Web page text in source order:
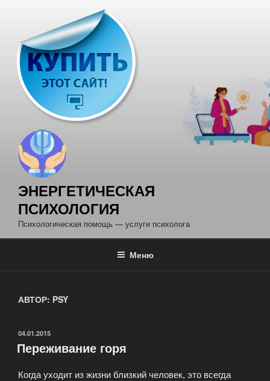
содержимому
ЭНЕРГЕТИЧЕСКАЯ
ПСИХОЛОГИЯ
Психологическая помощь — услуги психолога
Меню
АВТОР: PSY
ОПУБЛИКОВАНО
04.01.2015
Переживание горя
Когда уходит из жизни близкий человек, это всегда